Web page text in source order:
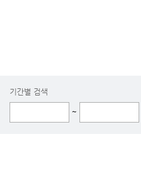
기간별 검색
~